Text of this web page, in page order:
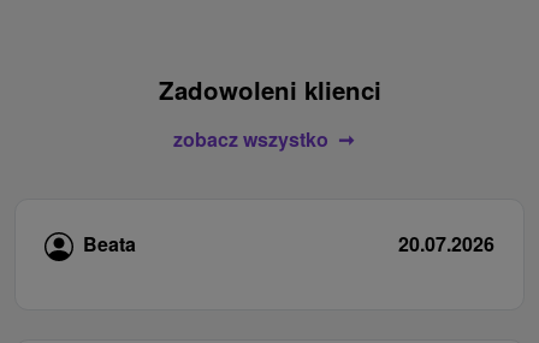
Zadowoleni klienci
zobacz wszystko
Beata 20.07.2026